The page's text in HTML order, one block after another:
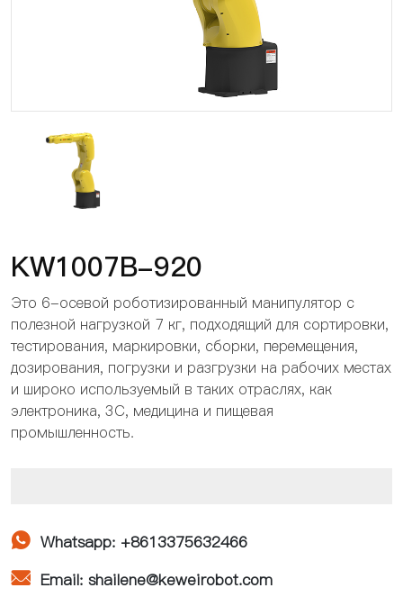
KW1007B-920
Это 6-осевой роботизированный манипулятор с
полезной нагрузкой 7 кг, подходящий для сортировки,
тестирования, маркировки, сборки, перемещения,
дозирования, погрузки и разгрузки на рабочих местах
и ​​широко используемый в таких отраслях, как
электроника, 3C, медицина и пищевая
промышленность.
 Whatsapp: +8613375632466
 Email: shailene@keweirobot.com